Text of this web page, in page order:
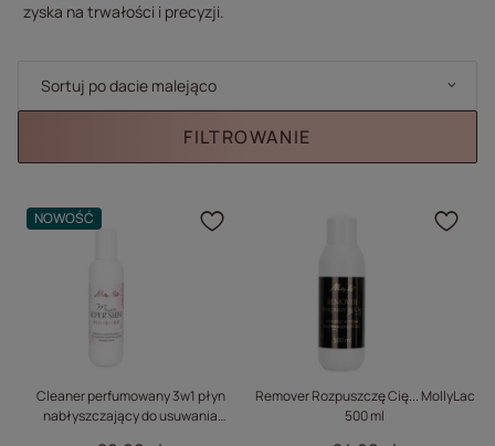
zyska na trwałości i precyzji.
Zmień sortowanie
Sortuj po dacie malejąco
FILTROWANIE
NOWOŚĆ
Cleaner perfumowany 3w1 płyn
nabłyszczający do usuwania
Kliknij, aby dodać
Remover Rozpuszczę Cię... MollyLac
500 ml